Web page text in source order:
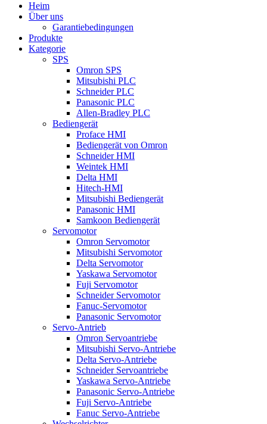
Heim
Über uns
Garantiebedingungen
Produkte
Kategorie
SPS
Omron SPS
Mitsubishi PLC
Schneider PLC
Panasonic PLC
Allen-Bradley PLC
Bediengerät
Proface HMI
Bediengerät von Omron
Schneider HMI
Weintek HMI
Delta HMI
Hitech-HMI
Mitsubishi Bediengerät
Panasonic HMI
Samkoon Bediengerät
Servomotor
Omron Servomotor
Mitsubishi Servomotor
Delta Servomotor
Yaskawa Servomotor
Fuji Servomotor
Schneider Servomotor
Fanuc-Servomotor
Panasonic Servomotor
Servo-Antrieb
Omron Servoantriebe
Mitsubishi Servo-Antriebe
Delta Servo-Antriebe
Schneider Servoantriebe
Yaskawa Servo-Antriebe
Panasonic Servo-Antriebe
Fuji Servo-Antriebe
Fanuc Servo-Antriebe